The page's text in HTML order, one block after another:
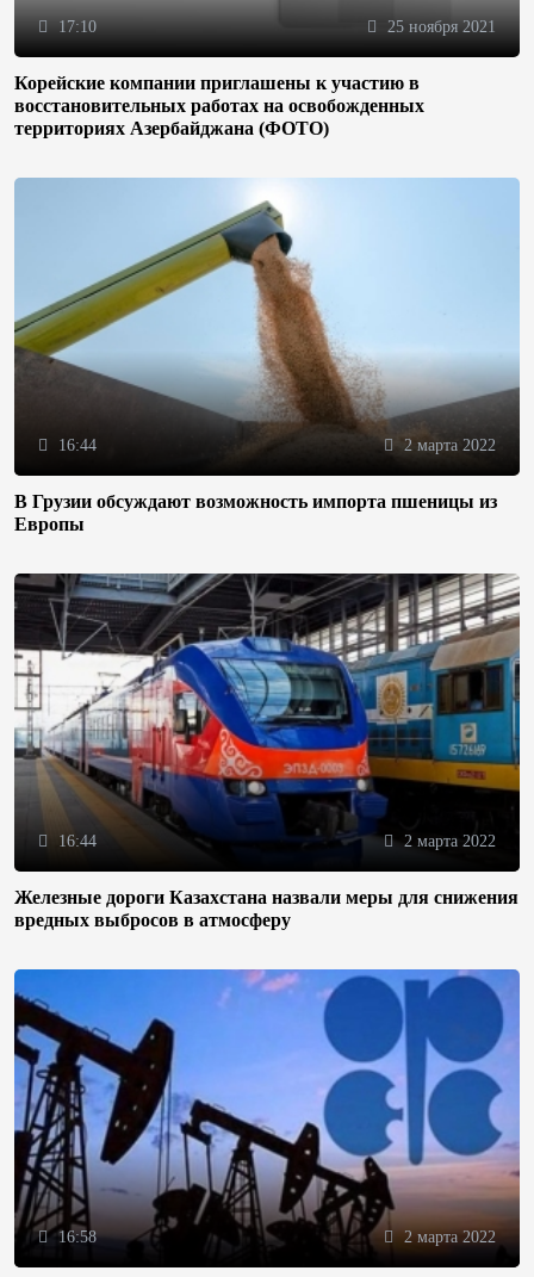
17:10 25 ноября 2021
Корейские компании приглашены к участию в
восстановительных работах на освобожденных
территориях Азербайджана (ФОТО)
16:44 2 марта 2022
В Грузии обсуждают возможность импорта пшеницы из
Европы
16:44 2 марта 2022
Железные дороги Казахстана назвали меры для снижения
вредных выбросов в атмосферу
16:58 2 марта 2022